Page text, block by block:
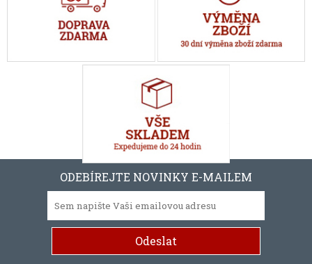
ODEBÍREJTE NOVINKY E-MAILEM